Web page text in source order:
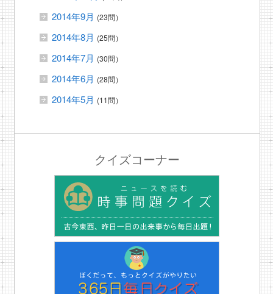
2014年9月 (23問）
2014年8月 (25問）
2014年7月 (30問）
2014年6月 (28問）
2014年5月 (11問）
クイズコーナー